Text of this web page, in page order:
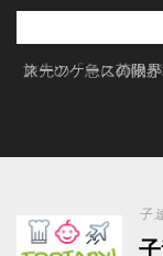
Skip
content
旅先の「急に荷物
スーツケースの限
子